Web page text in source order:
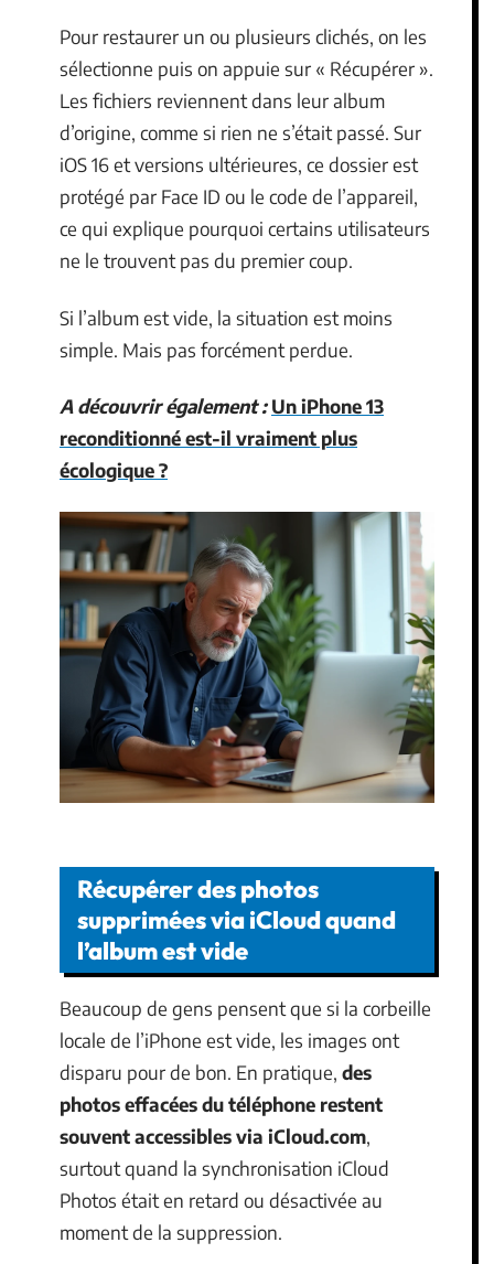
Pour restaurer un ou plusieurs clichés, on les
sélectionne puis on appuie sur « Récupérer ».
Les fichiers reviennent dans leur album
d’origine, comme si rien ne s’était passé. Sur
iOS 16 et versions ultérieures, ce dossier est
protégé par Face ID ou le code de l’appareil,
ce qui explique pourquoi certains utilisateurs
ne le trouvent pas du premier coup.
Si l’album est vide, la situation est moins
simple. Mais pas forcément perdue.
A découvrir également : Un iPhone 13
reconditionné est-il vraiment plus
écologique ?
Récupérer des photos
supprimées via iCloud quand
l’album est vide
Beaucoup de gens pensent que si la corbeille
locale de l’iPhone est vide, les images ont
disparu pour de bon. En pratique, des
photos effacées du téléphone restent
souvent accessibles via iCloud.com,
surtout quand la synchronisation iCloud
Photos était en retard ou désactivée au
moment de la suppression.